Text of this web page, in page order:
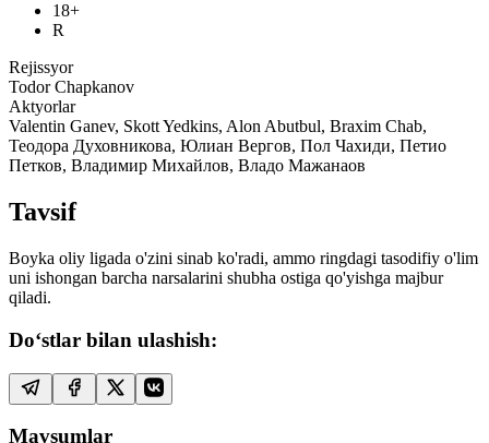
18+
R
Rejissyor
Todor Chapkanov
Aktyorlar
Valentin Ganev, Skott Yedkins, Alon Abutbul, Braxim Chab,
Теодора Духовникова, Юлиан Вергов, Пол Чахиди, Петио
Петков, Владимир Михайлов, Владо Мажанаов
Tavsif
Boyka oliy ligada o'zini sinab ko'radi, ammo ringdagi tasodifiy o'lim
uni ishongan barcha narsalarini shubha ostiga qo'yishga majbur
qiladi.
Do‘stlar bilan ulashish:
Mavsumlar